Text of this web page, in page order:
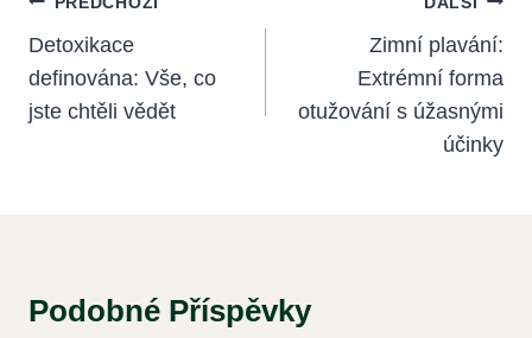
Pro
Příspěvek
Detoxikace
definována: Vše, co
jste chtěli vědět
Zimní plavání:
Extrémní forma
otužování s úžasnými
účinky
Podobné Příspěvky